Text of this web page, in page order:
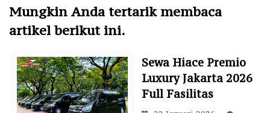
Mungkin Anda tertarik membaca
artikel berikut ini.
Sewa Hiace Premio
Luxury Jakarta 2026
Full Fasilitas